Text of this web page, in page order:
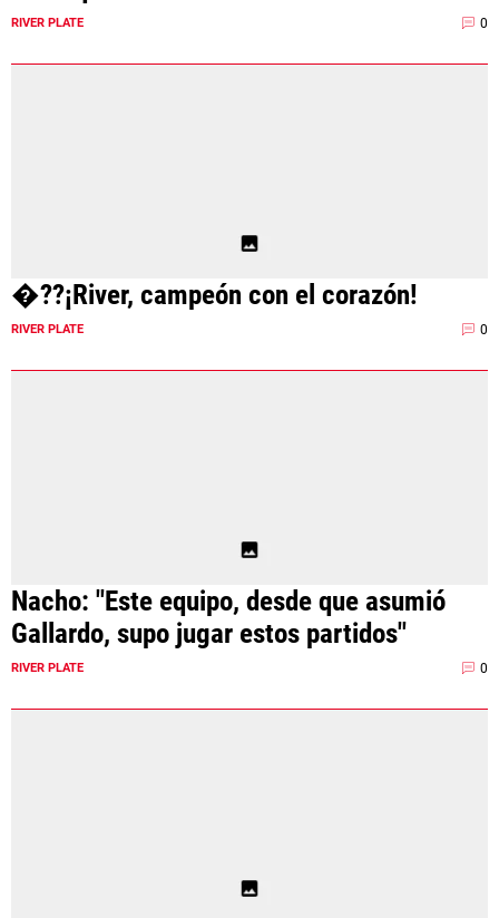
RIVER PLATE 0
�??¡River, campeón con el corazón!
RIVER PLATE 0
Nacho: "Este equipo, desde que asumió
Gallardo, supo jugar estos partidos"
RIVER PLATE 0